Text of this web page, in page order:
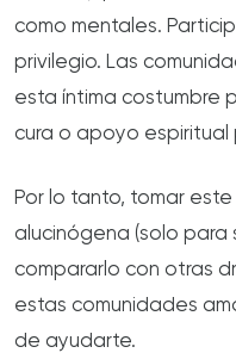
como mentales.
privilegio. Las
esta íntima costumbre
cura o apoyo espiritual
Por lo tanto, tomar
alucinógena (solo para
compararlo con otras
estas comunidades
de ayudarte.